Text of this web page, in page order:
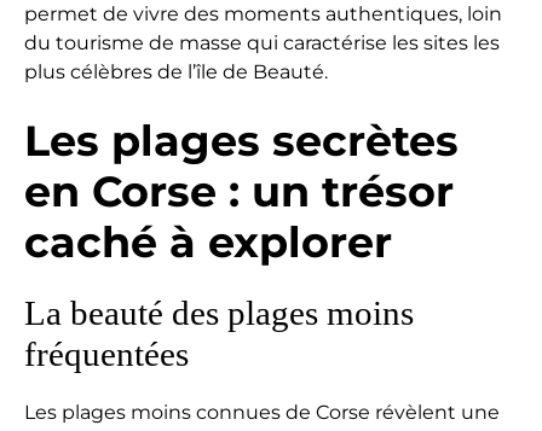
permet de vivre des moments authentiques, loin
du tourisme de masse qui caractérise les sites les
plus célèbres de l’île de Beauté.
Les plages secrètes
en Corse : un trésor
caché à explorer
La beauté des plages moins
fréquentées
Les plages moins connues de Corse révèlent une